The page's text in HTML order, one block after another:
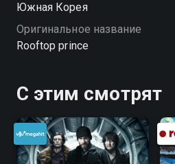
Южная Корея
Оригинальное название
Rooftop prince
С этим смотрят